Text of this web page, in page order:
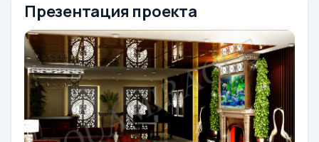
Презентация проекта